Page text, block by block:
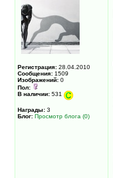
Регистрация: 28.04.2010
Сообщения: 1509
Изображений: 0
Пол:
В наличии: 531
Награды: 3
Блог: Просмотр блога (0)